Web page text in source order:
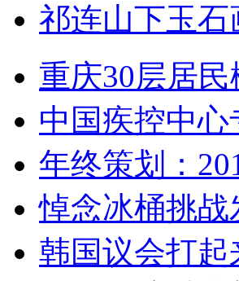
祁连山下玉
重庆30层居
中国疾控中心
年终策划：
悼念冰桶挑战
韩国议会打